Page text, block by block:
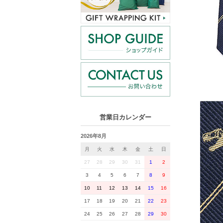
営業日カレンダー
2026年8月
月 火 水 木 金 土 日
27 28 29 30 31 1 2
3 4 5 6 7 8 9
10 11 12 13 14 15 16
17 18 19 20 21 22 23
24 25 26 27 28 29 30